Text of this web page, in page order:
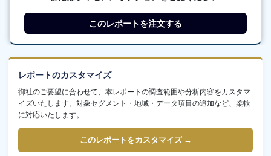
このレポートを注文する
レポートのカスタマイズ
御社のご要望に合わせて、本レポートの調査範囲や分析内容をカスタマ
イズいたします。対象セグメント・地域・データ項目の追加など、柔軟
に対応いたします。
このレポートをカスタマイズ →